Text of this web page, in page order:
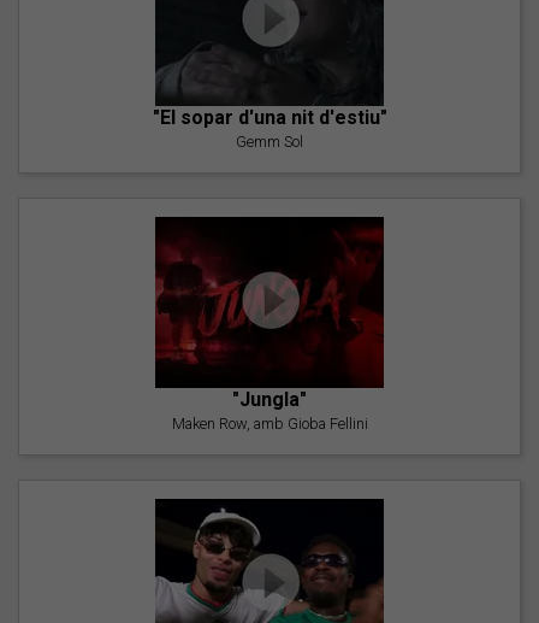
"El sopar d'una nit d'estiu"
Gemm Sol
"Jungla"
Maken Row, amb Gioba Fellini